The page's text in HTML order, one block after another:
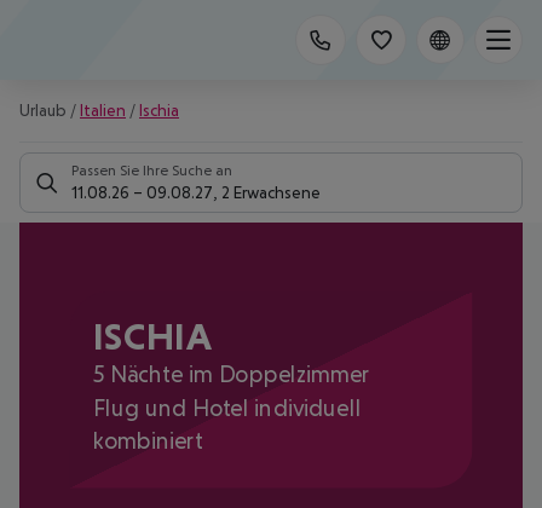
Urlaub / Italien / Ischia
Passen Sie Ihre Suche an
11.08.26 – 09.08.27 2 Erwachsene
ISCHIA
5 Nächte im Doppelzimmer
Flug und Hotel individuell
kombiniert